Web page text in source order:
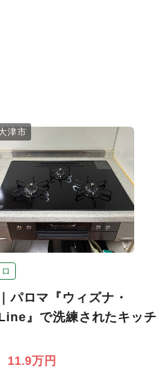
津市
パロマ『ウィズナ・
』で洗練されたキッチ
11.9万円